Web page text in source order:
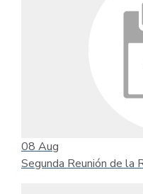
08 Aug
Segunda Reunión de la